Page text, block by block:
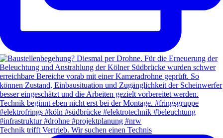
Technik trifft Vertrieb. Wir suchen einen Technis